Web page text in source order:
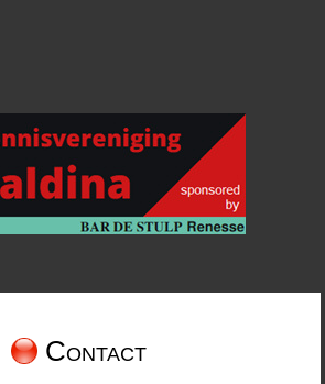
Contact